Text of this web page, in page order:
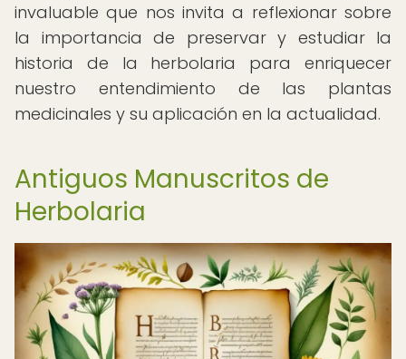
invaluable que nos invita a reflexionar sobre
la importancia de preservar y estudiar la
historia de la herbolaria para enriquecer
nuestro entendimiento de las plantas
medicinales y su aplicación en la actualidad.
Antiguos Manuscritos de
Herbolaria